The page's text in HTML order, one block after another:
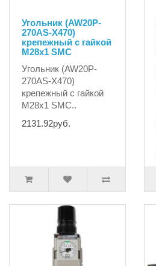
Угольник (AW20P-
270AS-X470)
крепежный с гайкой
М28х1 SMC
Угольник (AW20P-
270AS-X470)
крепежный с гайкой
М28х1 SMC..
2131.92руб.